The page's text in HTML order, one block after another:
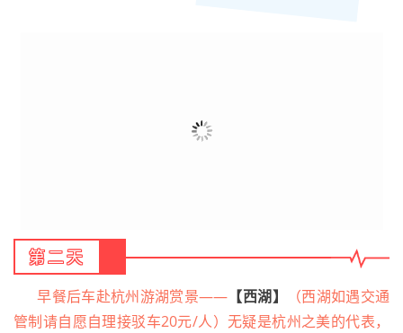
第二天
早餐后车赴杭州游湖赏景—— 【西湖】
（西湖如遇交通
管制请自愿自理接驳车20元/人） 无疑是杭州之美的代表，